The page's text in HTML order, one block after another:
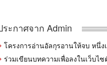
ระกาศจาก Admin
โครงการอ่านอัลกุรอานให้จบ หนึ่ง
ร่วมเขียนบทความเพื่อลงในเว็บไ